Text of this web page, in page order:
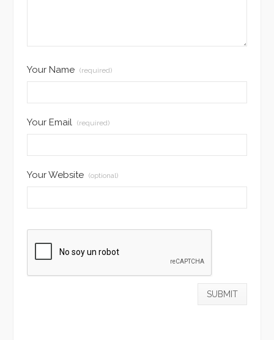
Your Name (required)
Your Email (required)
Your Website (optional)